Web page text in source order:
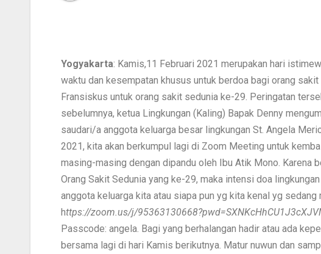
Yogyakarta: Kamis,11 Februari 2021 merupakan hari
waktu dan kesempatan khusus untuk berdoa bagi orang
Fransiskus untuk orang sakit sedunia ke-29. Peringatan
sebelumnya, ketua Lingkungan (Kaling) Bapak Denny
saudari/a anggota keluarga besar lingkungan St. Angela
2021, kita akan berkumpul lagi di Zoom Meeting untuk
masing-masing dengan dipandu oleh Ibu Atik Mono. Karena
Orang Sakit Sedunia yang ke-29, maka intensi doa
anggota keluarga kita atau siapa pun yg kita kenal yg sedang
https://zoom.us/j/
Passcode: angela. Bagi yang berhalangan hadir atau ada
bersama lagi di hari Kamis berikutnya. Matur nuwun dan